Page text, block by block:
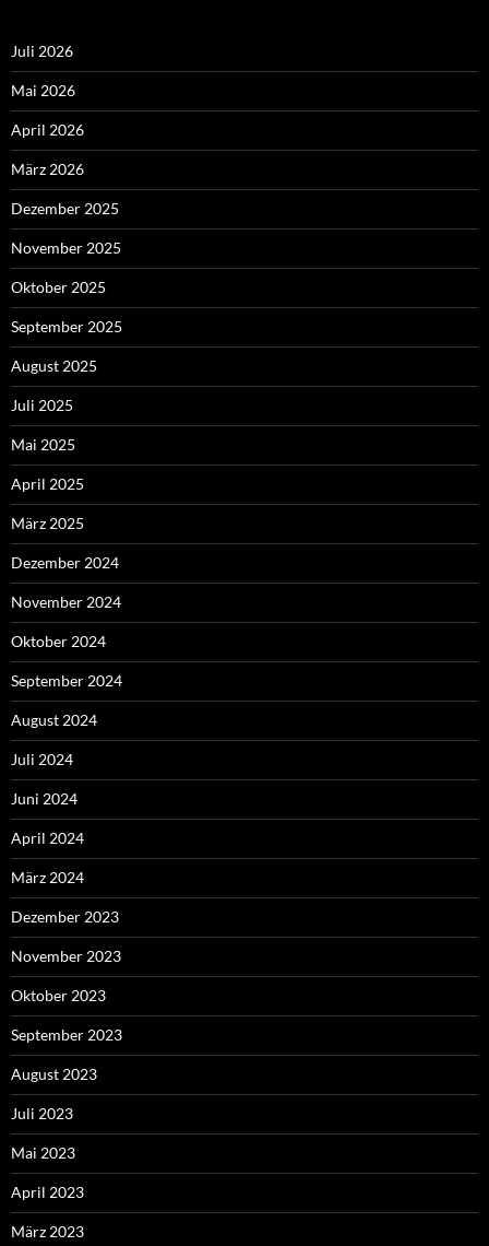
Juli 2026
Mai 2026
April 2026
März 2026
Dezember 2025
November 2025
Oktober 2025
September 2025
August 2025
Juli 2025
Mai 2025
April 2025
März 2025
Dezember 2024
November 2024
Oktober 2024
September 2024
August 2024
Juli 2024
Juni 2024
April 2024
März 2024
Dezember 2023
November 2023
Oktober 2023
September 2023
August 2023
Juli 2023
Mai 2023
April 2023
März 2023